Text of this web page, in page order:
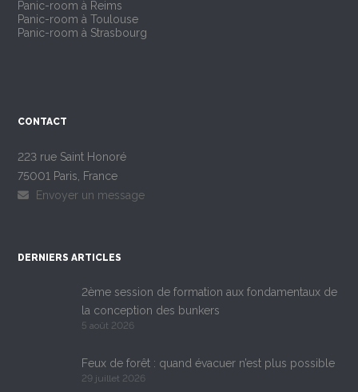
Panic-room à Reims
Panic-room à Toulouse
Panic-room à Strasbourg
CONTACT
223 rue Saint Honoré
75001 Paris, France
Envoyer un message
DERNIERS ARTICLES
2ème session de formation aux fondamentaux de
la conception des bunkers
5 août 2026
Feux de forêt : quand évacuer n’est plus possible
29 juillet 2026